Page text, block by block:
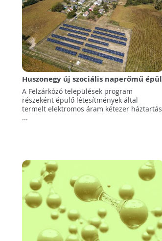
Huszonegy új szociális naperőmű épül
hátrányos helyzetű kistelepülések
külterületén!
A Felzárkózó települések program
részeként épülő létesítmények által
termelt elektromos áram kétezer háztartás
...